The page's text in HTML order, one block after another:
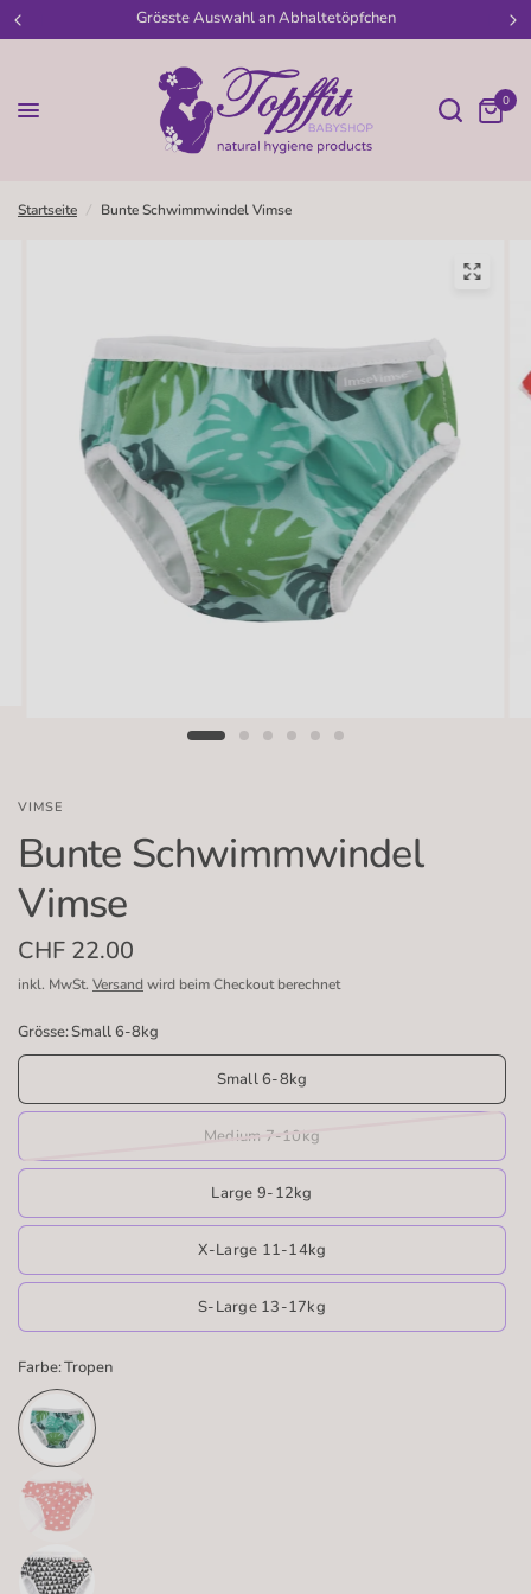
Grösste Auswahl an Abhaltetöpfchen
0
Startseite / Bunte Schwimmwindel Vimse
VIMSE
Bunte Schwimmwindel
Vimse
CHF 22.00
inkl. MwSt. Versandwird beim Checkout berechnet
Grösse:Small 6-8kg
Small 6-8kg
Medium 7-10kg
Large 9-12kg
X-Large 11-14kg
S-Large 13-17kg
Farbe:Tropen
R
o
i